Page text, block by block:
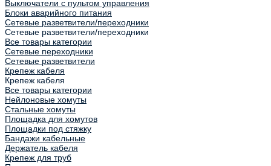
Выключатели с пультом управления
Блоки аварийного питания
Сетевые разветвители/переходники
Сетевые разветвители/переходники
Все товары категории
Сетевые переходники
Сетевые разветвители
Крепеж кабеля
Крепеж кабеля
Все товары категории
Нейлоновые хомуты
Стальные хомуты
Площадка для хомутов
Площадки под стяжку
Бандажи кабельные
Держатель кабеля
Крепеж для труб